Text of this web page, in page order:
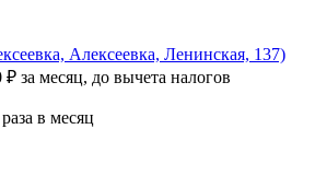
Алексеевка, Ленинская, 137)
₽ за месяц, до вычета налогов
в месяц